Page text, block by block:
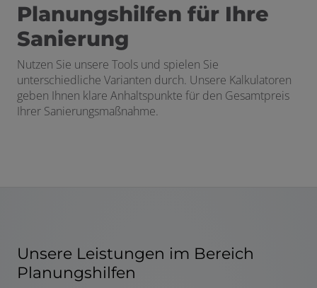
Planungshilfen für Ihre
Sanierung
Nutzen Sie unsere Tools und spielen Sie
unterschiedliche Varianten durch. Unsere Kalkulatoren
geben Ihnen klare Anhaltspunkte für den Gesamtpreis
Ihrer Sanierungsmaßnahme.
Unsere Leistungen im Bereich
Planungshilfen